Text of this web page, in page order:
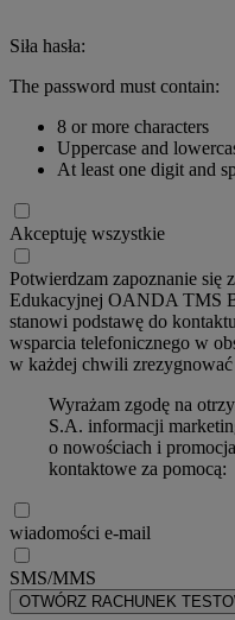
Siła hasła:
The password must contain:
8 or more characters
Uppercase and
At least one digit and
Akceptuję wszystkie
Potwierdzam zapoznanie się z
Edukacyjnej OANDA TMS
stanowi podstawę do
wsparcia telefonicznego w
w każdej chwili zrezygnować
Wyrażam zgodę na
S.A. informacji
o nowościach i
kontaktowe za pomocą:
wiadomości e-mail
SMS/MMS
OTWÓRZ RACHUNEK